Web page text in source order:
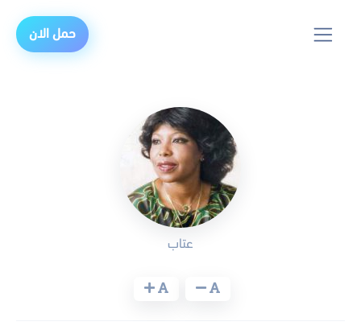
حمل الان
عتاب